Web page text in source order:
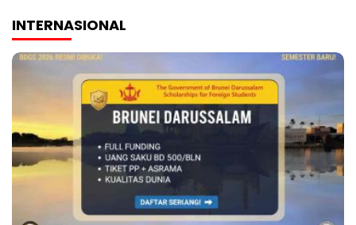
INTERNASIONAL